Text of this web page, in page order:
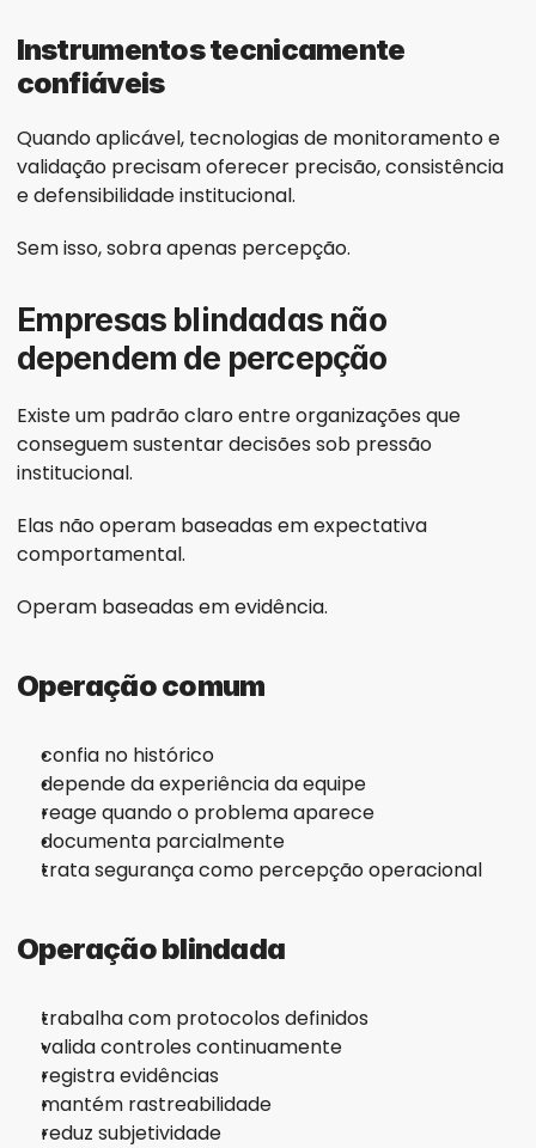
Instrumentos tecnicamente
confiáveis
Quando aplicável, tecnologias de monitoramento e
validação precisam oferecer precisão, consistência
e defensibilidade institucional.
Sem isso, sobra apenas percepção.
Empresas blindadas não
dependem de percepção
Existe um padrão claro entre organizações que
conseguem sustentar decisões sob pressão
institucional.
Elas não operam baseadas em expectativa
comportamental.
Operam baseadas em evidência.
Operação comum
confia no histórico
depende da experiência da equipe
reage quando o problema aparece
documenta parcialmente
trata segurança como percepção operacional
Operação blindada
trabalha com protocolos definidos
valida controles continuamente
registra evidências
mantém rastreabilidade
reduz subjetividade